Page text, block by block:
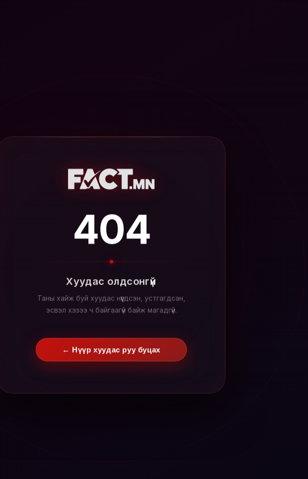
404
Хуудас олдсонгүй
Таны хайж буй хуудас нүүгдсэн, устгагдсан,
эсвэл хэзээ ч байгаагүй байж магадгүй.
← Нүүр хуудас руу буцах